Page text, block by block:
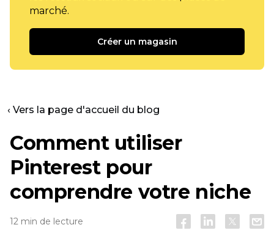
marché.
Créer un magasin
‹ Vers la page d'accueil du blog
Comment utiliser
Pinterest pour
comprendre votre niche
12 min de lecture